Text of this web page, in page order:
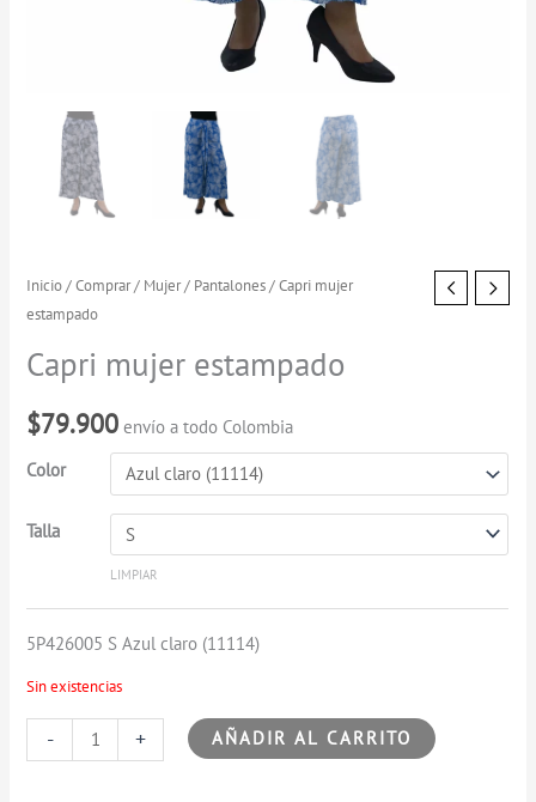
Inicio/Comprar/ Mujer/ Pantalones/ Capri mujer
estampado
Capri mujer estampado
$79.900 envío a todo Colombia
Color
Talla
LIMPIAR
5P426005 S Azul claro (11114)
Sin existencias
-
Capri
mujer
estampado
cantidad
+ AÑADIR AL CARRITO